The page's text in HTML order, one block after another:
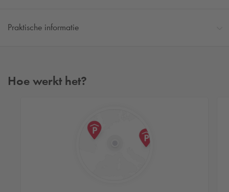
Praktische informatie
Hoe werkt het?